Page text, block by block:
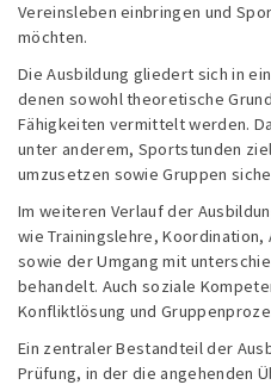
Vereinsleben einbringen und
möchten.
Die Ausbildung gliedert sich in
denen sowohl theoretische
Fähigkeiten vermittelt werden.
unter anderem, Sportstunden
umzusetzen sowie Gruppen
Im weiteren Verlauf der
wie Trainingslehre, Koordination,
sowie der Umgang mit
behandelt. Auch soziale
Konfliktlösung und
Ein zentraler Bestandteil der
Prüfung, in der die angehenden